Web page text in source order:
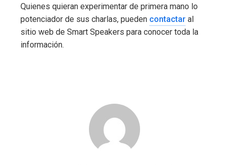
Quienes quieran experimentar de primera mano lo
potenciador de sus charlas, pueden contactar al
sitio web de Smart Speakers para conocer toda la
información.